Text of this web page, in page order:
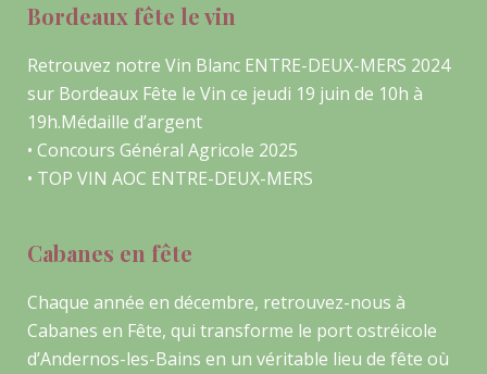
Bordeaux fête le vin
Retrouvez notre Vin Blanc ENTRE-DEUX-MERS 2024
sur Bordeaux Fête le Vin ce jeudi 19 juin de 10h à
19h.Médaille d’argent
• Concours Général Agricole 2025
• TOP VIN AOC ENTRE-DEUX-MERS
Cabanes en fête
Chaque année en décembre, retrouvez-nous à
Cabanes en Fête, qui transforme le port ostréicole
d’Andernos-les-Bains en un véritable lieu de fête où